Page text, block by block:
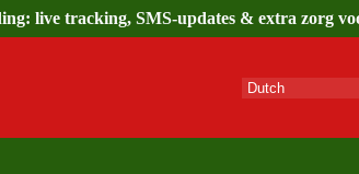
live tracking, SMS-updates & extra zorg